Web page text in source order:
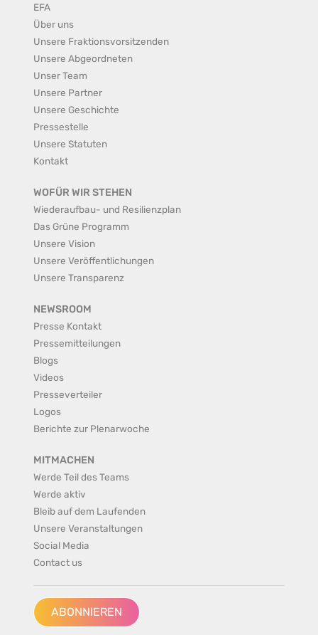
EFA
Über uns
Unsere Fraktionsvorsitzenden
Unsere Abgeordneten
Unser Team
Unsere Partner
Unsere Geschichte
Pressestelle
Unsere Statuten
Kontakt
WOFÜR WIR STEHEN
Wiederaufbau- und Resilienzplan
Das Grüne Programm
Unsere Vision
Unsere Veröffentlichungen
Unsere Transparenz
NEWSROOM
Presse Kontakt
Pressemitteilungen
Blogs
Videos
Presseverteiler
Logos
Berichte zur Plenarwoche
MITMACHEN
Werde Teil des Teams
Werde aktiv
Bleib auf dem Laufenden
Unsere Veranstaltungen
Social Media
Contact us
ABONNIEREN